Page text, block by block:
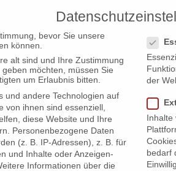
in Tokyo
bevor Sie unsere
können.
alt sind und Ihre Zustimmung
möchten, müssen Sie
um Erlaubnis bitten.
und andere Technologien auf
von ihnen sind essenziell,
diese Website und Ihre
Personenbezogene Daten
(z. B. IP-Adressen), z. B. für
und Inhalte oder Anzeigen-
Informationen über die
der
Inhalte
bedarf